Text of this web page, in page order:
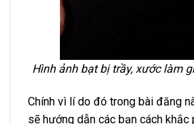
Hình ảnh bạt bị trầy, xước làm
Chính vì lí do đó trong bài đăng
sẽ hướng dẫn các bạn cách khắc